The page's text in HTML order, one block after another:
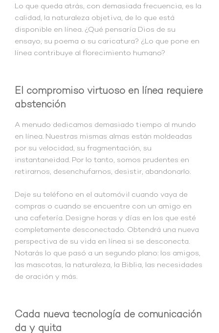
Lo que queda atrás, con demasiada frecuencia, es la
calidad, la naturaleza objetiva, de lo que está
disponible en línea. ¿Qué pensaría Dios de su
ensayo, su poema o su caricatura? ¿Lo que pone en
línea contribuye al florecimiento humano?
El compromiso virtuoso en línea requiere
abstención
A menudo dedicamos demasiado tiempo al mundo
en línea. Nuestras mismas almas están moldeadas
por su velocidad, su fragmentación, su
instantaneidad. Por lo tanto, somos prudentes en
retirarnos, desenchufarnos, desistir, abandonarlo.
Deje su teléfono en el automóvil cuando vaya de
compras o cuando se encuentre con un amigo en
una cafetería. Designe horas y días en los que esté
completamente desconectado. Obtendrá una nueva
perspectiva de su vida en línea si se desconecta.
Notarás lo que pasó a un segundo plano: los amigos,
las mascotas, la naturaleza, la Biblia, las necesidades
de oración y más.
Cada nueva tecnología de comunicación
da y quita